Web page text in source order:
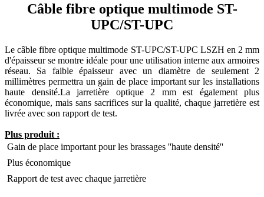
Câble fibre optique multimode ST-
UPC/ST-UPC
Le câble fibre optique multimode ST-UPC/ST-UPC LSZH en 2 mm
d'épaisseur se montre idéale pour une utilisation interne aux armoires
réseau. Sa faible épaisseur avec un diamètre de seulement 2
millimètres permettra un gain de place important sur les installations
haute densité.La jarretière optique 2 mm est également plus
économique, mais sans sacrifices sur la qualité, chaque jarretière est
livrée avec son rapport de test.
Plus produit :
 Gain de place important pour les brassages ''haute densité''
 Plus économique
 Rapport de test avec chaque jarretière